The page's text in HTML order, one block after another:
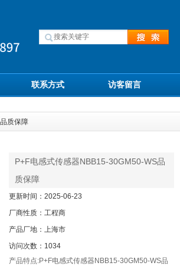
联系方式 访客留言
质保障
P+F电感式传感器NBB15-30GM50-WS品
质保障
更新时间：2025-06-23
厂商性质：工程商
产品厂地：上海市
访问次数：1034
产品特点:P+F电感式传感器NBB15-30GM50-WS品